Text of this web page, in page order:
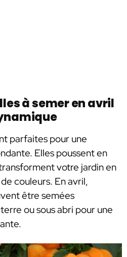
à semer en avril
parfaites pour une
Elles poussent en
votre jardin en
couleurs. En avril,
être semées
ou sous abri pour une